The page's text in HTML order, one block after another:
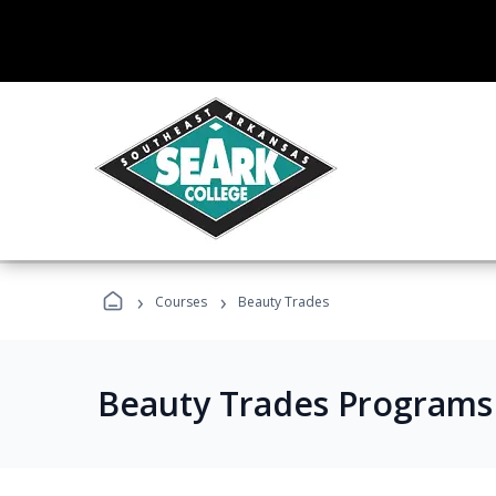
› Courses › Beauty Trades
Beauty Trades Programs